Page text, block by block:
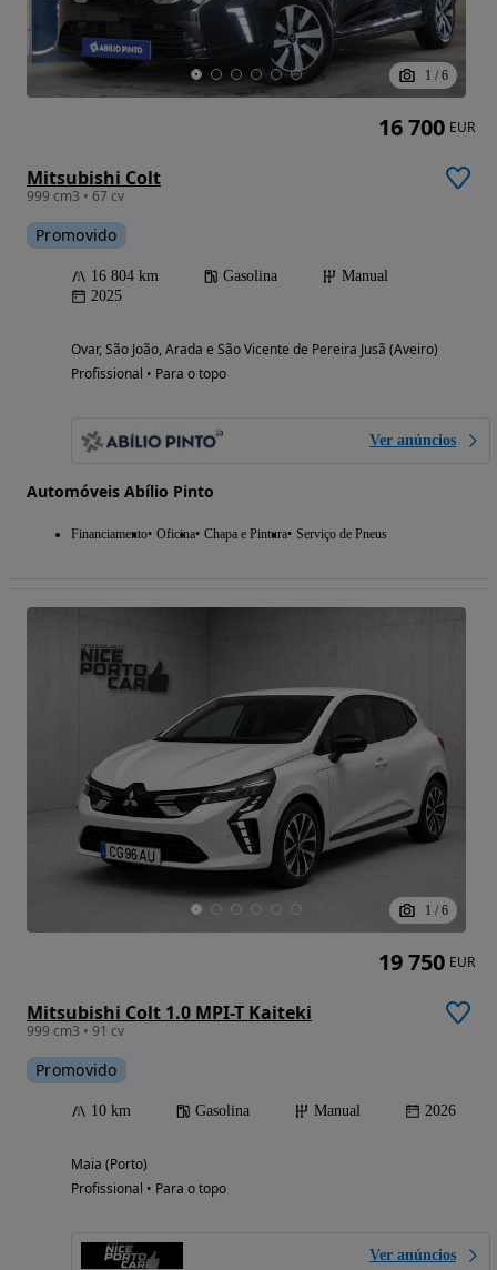
1 / 6
Mitsubishi Colt
999 cm3 • 67 cv
Promovido
16 804 km Gasolina
Manual
2025
Ovar, São João, Arada e São Vicente de Pereira Jusã (Aveiro)
Profissional • Para o topo
Ver anúncios
Automóveis Abílio Pinto
Financiamento Oficina Chapa e Pintura Serviço de Pneus
16 700 EUR
1 / 6
Mitsubishi Colt 1.0 MPI-T Kaiteki
999 cm3 • 91 cv
Promovido
10 km Gasolina Manual 2026
Maia (Porto)
Profissional • Para o topo
Ver anúncios
19 750 EUR